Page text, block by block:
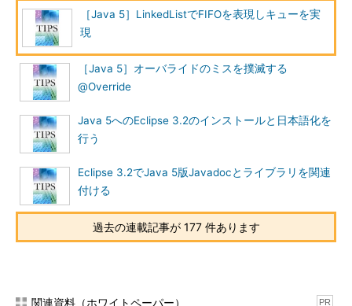
Genericsを用いたスタックとキューのサンプルプログラム
8つのクラスのうち7つは今回新たに追加されたクラスですが、
LinkedListだけが以前から存在したクラスへの仕様追加になって
います。そこで、一例として、LinkedListオブジェクトによるキ
ューと、Stackクラスによるスタックを試すプログラムを作成し
ました。
なお、このプログラムでは、Java 5から登場したGenericsを用
いて、キューとスタックの要素を文字列（String）に設定してい
ます。
［Java 5］LinkedListでFIFOを表現しキューを実
現
［Java 5］オーバライドのミスを撲滅する
@Override
Java 5へのEclipse 3.2のインストールと日本語化を
行う
Eclipse 3.2でJava 5版Javadocとライブラリを関連
付ける
過去の連載記事が 177 件あります
関連資料（ホワイトペーパー） PR